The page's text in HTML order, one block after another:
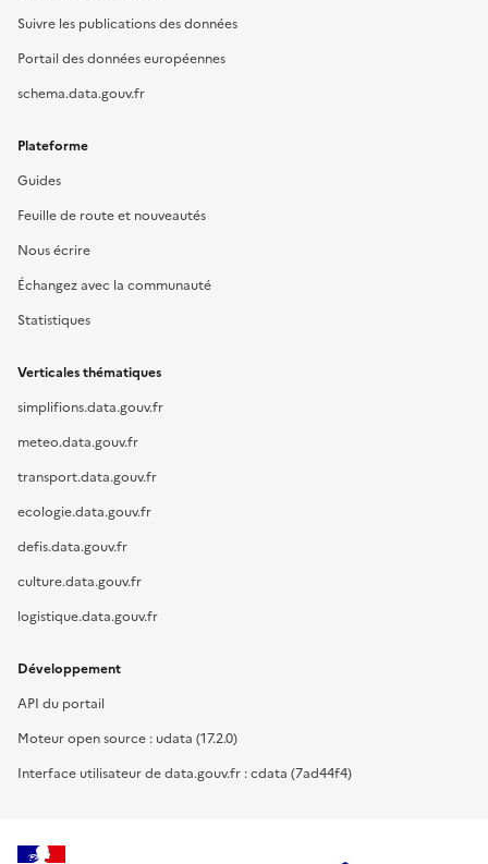
Suivre les publications des données
Portail des données européennes
schema.data.gouv.fr
Plateforme
Guides
Feuille de route et nouveautés
Nous écrire
Échangez avec la communauté
Statistiques
Verticales thématiques
simplifions.data.gouv.fr
meteo.data.gouv.fr
transport.data.gouv.fr
ecologie.data.gouv.fr
defis.data.gouv.fr
culture.data.gouv.fr
logistique.data.gouv.fr
Développement
API du portail
Moteur open source : udata (17.2.0)
Interface utilisateur de data.gouv.fr : cdata (7ad44f4)